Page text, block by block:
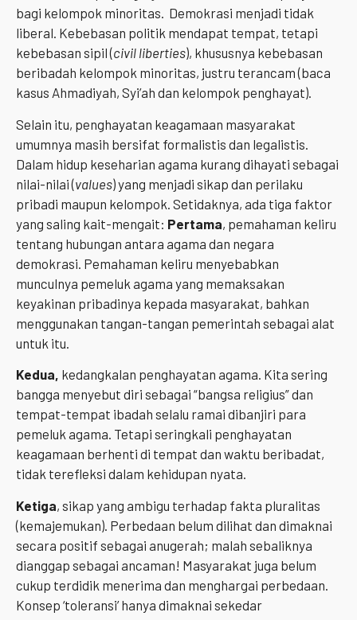
bagi kelompok minoritas. Demokrasi menjadi tidak
liberal. Kebebasan politik mendapat tempat, tetapi
kebebasan sipil (civil liberties), khususnya kebebasan
beribadah kelompok minoritas, justru terancam (baca
kasus Ahmadiyah, Syi’ah dan kelompok penghayat).
Selain itu, penghayatan keagamaan masyarakat
umumnya masih bersifat formalistis dan legalistis.
Dalam hidup keseharian agama kurang dihayati sebagai
nilai-nilai (values) yang menjadi sikap dan perilaku
pribadi maupun kelompok. Setidaknya, ada tiga faktor
yang saling kait-mengait: Pertama, pemahaman keliru
tentang hubungan antara agama dan negara
demokrasi. Pemahaman keliru menyebabkan
munculnya pemeluk agama yang memaksakan
keyakinan pribadinya kepada masyarakat, bahkan
menggunakan tangan-tangan pemerintah sebagai alat
untuk itu.
Kedua, kedangkalan penghayatan agama. Kita sering
bangga menyebut diri sebagai “bangsa religius” dan
tempat-tempat ibadah selalu ramai dibanjiri para
pemeluk agama. Tetapi seringkali penghayatan
keagamaan berhenti di tempat dan waktu beribadat,
tidak terefleksi dalam kehidupan nyata.
Ketiga, sikap yang ambigu terhadap fakta pluralitas
(kemajemukan). Perbedaan belum dilihat dan dimaknai
secara positif sebagai anugerah; malah sebaliknya
dianggap sebagai ancaman! Masyarakat juga belum
cukup terdidik menerima dan menghargai perbedaan.
Konsep ‘toleransi’ hanya dimaknai sekedar